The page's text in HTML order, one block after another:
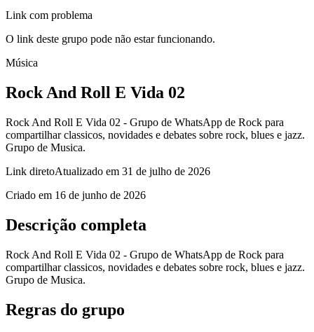
Link com problema
O link deste grupo pode não estar funcionando.
Música
Rock And Roll E Vida 02
Rock And Roll E Vida 02 - Grupo de WhatsApp de Rock para
compartilhar classicos, novidades e debates sobre rock, blues e jazz.
Grupo de Musica.
Link diretoAtualizado em 31 de julho de 2026
Criado em 16 de junho de 2026
Descrição completa
Rock And Roll E Vida 02 - Grupo de WhatsApp de Rock para
compartilhar classicos, novidades e debates sobre rock, blues e jazz.
Grupo de Musica.
Regras do grupo